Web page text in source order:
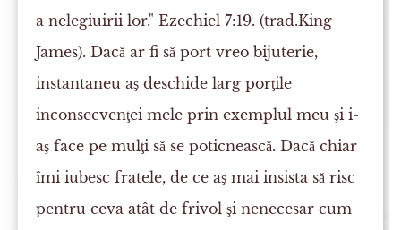
a nelegiuirii lor." Ezechiel 7:19. (trad.King
James). Dacă ar fi să port vreo bijuterie,
instantaneu aş deschide larg porţile
inconsecvenţei mele prin exemplul meu şi i-
aş face pe mulţi să se poticnească. Dacă chiar
îmi iubesc fratele, de ce aş mai insista să risc
pentru ceva atât de frivol şi nenecesar cum